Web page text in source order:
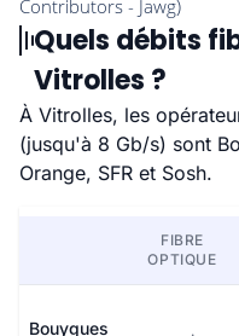
Quels débits
Vitrolles ?
À Vitrolles, les
(jusqu'à 8 Gb/s) sont
Orange, SFR et Sosh.
FIBRE
OPTIQUE
Bouygues